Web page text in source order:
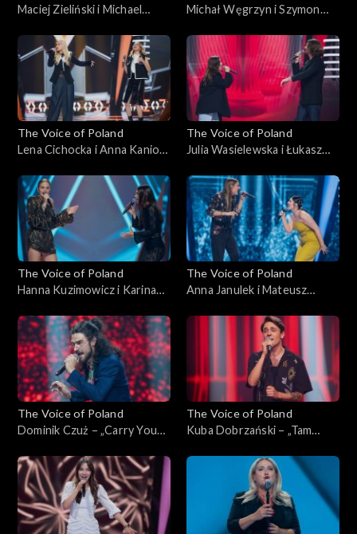
Maciej Zieliński i Michael
of Poland”, Bitwy, 11
października 2025
Michał Węgrzyn i Szymon
Voice of Poland”, Bitwy, 11
października 2025
The Voice of Poland
Lena Cichocka i Anna Kaniok
Poland”, Bitwy, 11
października 2025
The Voice of Poland
Julia Wasielewska i Łukasz
Voice of Poland”, Bitwy, 11
października 2025
The Voice of Poland
Hanna Kuzimowicz i Karina
You Now”; „The Voice of
Poland”, Bitwy, 11
października 2025
The Voice of Poland
Anna Janulek i Mateusz
Voice of Poland”, Bitwy, 11
października 2025
The Voice of Poland
Dominik Czuż – „Carry You
Poland”, Przesłuchania w
ciemno, 4 października 2025
The Voice of Poland
Kuba Dobrzański – „Tam
of Poland”, Przesłuchania w
ciemno, 4 października 2025